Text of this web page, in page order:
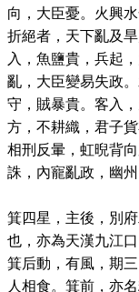
向，大臣憂。火興
折絕者，天下亂及
入，魚鹽貴，兵起
亂，大臣變易失政
守，賊暴貴。客入
方，不耕織，君子
相刑反暈，虹晲背
誅，內寵亂政，幽
箕四星，主後，別
也，亦為天漢九江
箕后動，有風，期
人相食。箕前，亦